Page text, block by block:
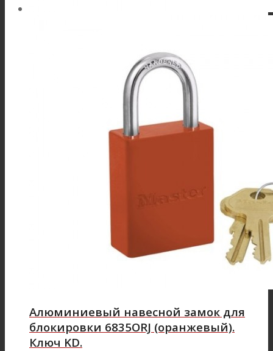
Алюминиевый навесной замок для
блокировки 6835ORJ (оранжевый).
Ключ KD.